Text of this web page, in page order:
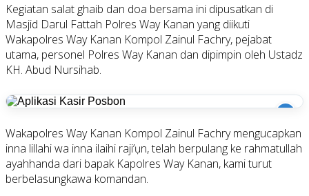
Kegiatan salat ghaib dan doa bersama ini dipusatkan di
Masjid Darul Fattah Polres Way Kanan yang diikuti
Wakapolres Way Kanan Kompol Zainul Fachry, pejabat
utama, personel Polres Way Kanan dan dipimpin oleh Ustadz
KH. Abud Nursihab.
i
Wakapolres Way Kanan Kompol Zainul Fachry mengucapkan
inna lillahi wa inna ilaihi raji’ụn, telah berpulang ke rahmatullah
ayahhanda dari bapak Kapolres Way Kanan, kami turut
berbelasungkawa komandan.